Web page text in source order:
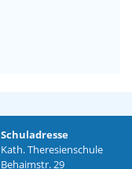
Schuladresse
Kath. Theresienschule
Behaimstr. 29